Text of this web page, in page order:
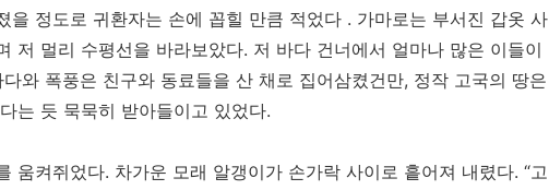
을 정도로 귀환자는 손에 꼽힐 만큼 적었다 . 가마로는 부서진 갑옷 사
저 멀리 수평선을 바라보았다. 저 바다 건너에서 얼마나 많은 이들이
와 폭풍은 친구와 동료들을 산 채로 집어삼켰건만, 정작 고국의 땅은
는 듯 묵묵히 받아들이고 있었다.
움켜쥐었다. 차가운 모래 알갱이가 손가락 사이로 흩어져 내렸다. “고